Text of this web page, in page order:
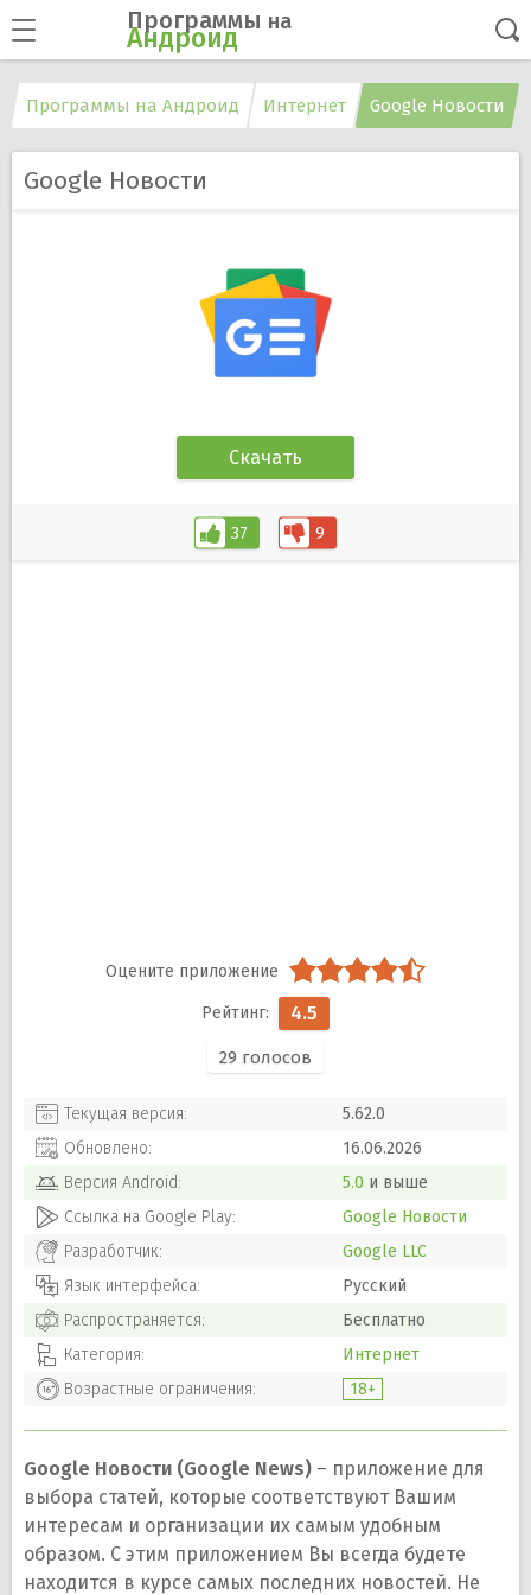
Программы на
Андроид
Программы на Андроид Интернет Google Новости
Google Новости
Скачать
37 9
4.5
29 голосов
Текущая версия:
5.62.0
Обновлено:
16.06.2026
Версия Android: 5.0 и выше
Ссылка на Google Play:
Google Новости
Разработчик:
Google LLC
Язык интерфейса:
Русский
Распространяется:
Бесплатно
Категория:
Интернет
Возрастные ограничения:
18+
Google Новости (Google News) – приложение для
выбора статей, которые соответствуют Вашим
интересам и организации их самым удобным
образом. С этим приложением Вы всегда будете
находится в курсе самых последних новостей. Не